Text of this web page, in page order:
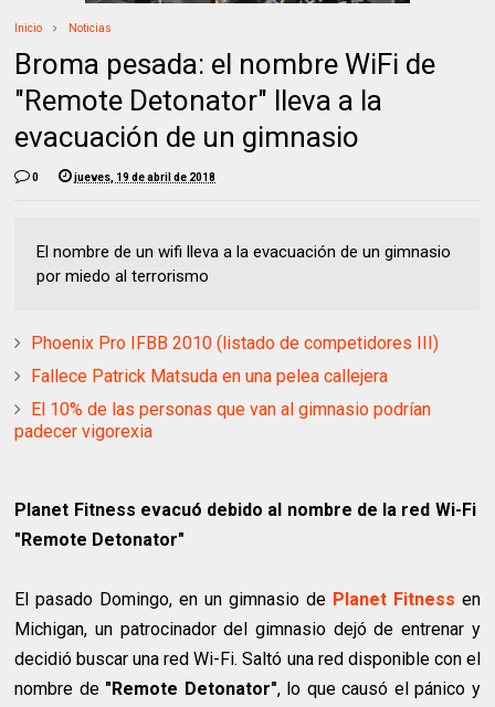
Inicio Noticias
Broma pesada: el nombre WiFi de
"Remote Detonator" lleva a la
evacuación de un gimnasio
0 jueves, 19 de abril de 2018
El nombre de un wifi lleva a la evacuación de un gimnasio
por miedo al terrorismo
Phoenix Pro IFBB 2010 (listado de competidores III)
Fallece Patrick Matsuda en una pelea callejera
El 10% de las personas que van al gimnasio podrían
padecer vigorexia
Planet Fitness evacuó debido al nombre de la red Wi-Fi
"Remote Detonator"
El pasado Domingo, en un gimnasio de Planet Fitness en
Michigan, un patrocinador del gimnasio dejó de entrenar y
decidió buscar una red Wi-Fi. Saltó una red disponible con el
nombre de "Remote Detonator", lo que causó el pánico y